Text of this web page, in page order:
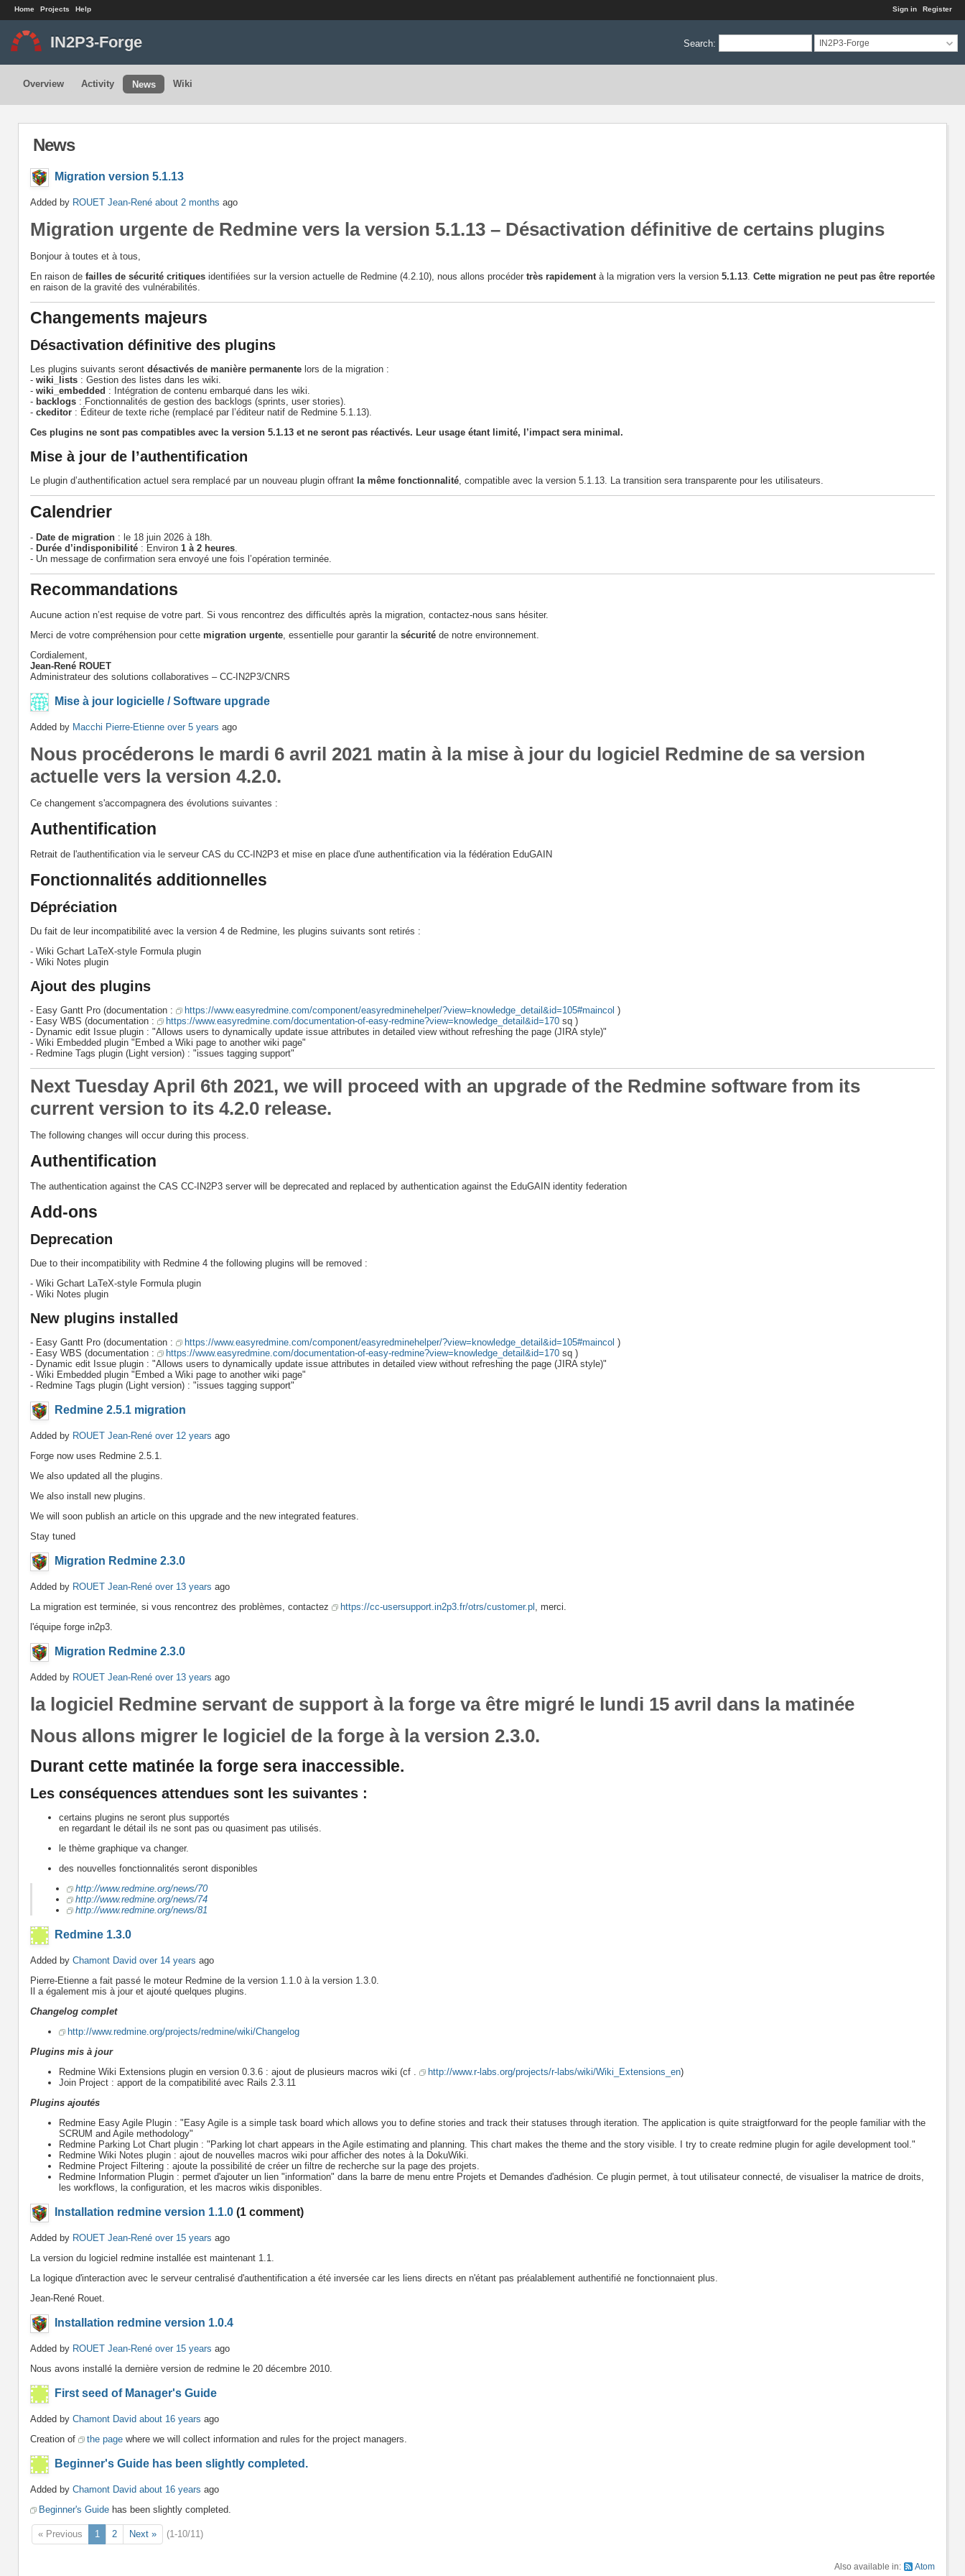
Sign in Register
Home Projects Help
Search: IN2P3-Forge
IN2P3-Forge
Overview Activity News Wiki
News
Migration version 5.1.13
Added by ROUET Jean-René about 2 months ago
Migration urgente de Redmine vers la version 5.1.13 – Désactivation définitive de certains plugins
Bonjour à toutes et à tous,
En raison de failles de sécurité critiques identifiées sur la version actuelle de Redmine (4.2.10), nous allons procéder très rapidement à la migration vers la version 5.1.13 Cette migration ne peut pas être reportée
en raison de la gravité des vulnérabilités.
Changements majeurs
Désactivation définitive des plugins
Les plugins suivants seront désactivés de manière permanente lors de la migration :
- wiki_lists : Gestion des listes dans les wiki.
- wiki_embedded : Intégration de contenu embarqué dans les wiki.
- backlogs : Fonctionnalités de gestion des backlogs (sprints, user stories).
- ckeditor : Éditeur de texte riche (remplacé par l’éditeur natif de Redmine 5.1.13).
Ces plugins ne sont pas compatibles avec la version 5.1.13 et ne seront pas réactivés. Leur usage étant limité, l’impact sera minimal.
Mise à jour de l’authentification
Le plugin d’authentification actuel sera remplacé par un nouveau plugin offrant la même fonctionnalité, compatible avec la version 5.1.13. La transition sera transparente pour les utilisateurs.
Calendrier
- Date de migration : le 18 juin 2026 à 18h.
- Durée d’indisponibilité : Environ 1 à 2 heures
- Un message de confirmation sera envoyé une fois l’opération terminée.
Recommandations
Aucune action n’est requise de votre part. Si vous rencontrez des difficultés après la migration, contactez-nous sans hésiter.
Merci de votre compréhension pour cette migration urgente, essentielle pour garantir la sécurité de notre environnement.
Cordialement,
Jean-René ROUET
Administrateur des solutions collaboratives – CC-IN2P3/CNRS
Mise à jour logicielle / Software upgrade
Added by Macchi Pierre-Etienne over 5 years ago
Nous procéderons le mardi 6 avril 2021 matin à la mise à jour du logiciel Redmine de sa version
actuelle vers la version 4.2.0.
Ce changement s'accompagnera des évolutions suivantes :
Authentification
Retrait de l'authentification via le serveur CAS du CC-IN2P3 et mise en place d'une authentification via la fédération EduGAIN
Fonctionnalités additionnelles
Dépréciation
Du fait de leur incompatibilité avec la version 4 de Redmine, les plugins suivants sont retirés :
- Wiki Gchart LaTeX-style Formula plugin
- Wiki Notes plugin
Ajout des plugins
- Easy Gantt Pro (documentation : https://www.easyredmine.com/component/easyredminehelper/?view=knowledge_detail&id=105#maincol )
- Easy WBS (documentation :
https://www.easyredmine.com/documentation-of-easy-redmine?view=knowledge_detail&id=170 sq )
- Dynamic edit Issue plugin : "Allows users to dynamically update issue attributes in detailed view without refreshing the page (JIRA style)"
- Wiki Embedded plugin "Embed a Wiki page to another wiki page"
- Redmine Tags plugin (Light version) : "issues tagging support"
Next Tuesday April 6th 2021, we will proceed with an upgrade of the Redmine software from its
current version to its 4.2.0 release.
The following changes will occur during this process.
Authentification
The authentication against the CAS CC-IN2P3 server will be deprecated and replaced by authentication against the EduGAIN identity federation
Add-ons
Deprecation
Due to their incompatibility with Redmine 4 the following plugins will be removed :
- Wiki Gchart LaTeX-style Formula plugin
- Wiki Notes plugin
New plugins installed
- Easy Gantt Pro (documentation : https://www.easyredmine.com/component/easyredminehelper/?view=knowledge_detail&id=105#maincol )
- Easy WBS (documentation :
https://www.easyredmine.com/documentation-of-easy-redmine?view=knowledge_detail&id=170 sq )
- Dynamic edit Issue plugin : "Allows users to dynamically update issue attributes in detailed view without refreshing the page (JIRA style)"
- Wiki Embedded plugin "Embed a Wiki page to another wiki page"
- Redmine Tags plugin (Light version) : "issues tagging support"
Redmine 2.5.1 migration
Added by ROUET Jean-René over 12 years ago
Forge now uses Redmine 2.5.1.
We also updated all the plugins.
We also install new plugins.
We will soon publish an article on this upgrade and the new integrated features.
Stay tuned
Migration Redmine 2.3.0
Added by ROUET Jean-René over 13 years ago
La migration est terminée, si vous rencontrez des problèmes, contactez
https://cc-usersupport.in2p3.fr/otrs/customer.pl , merci.
l'équipe forge in2p3.
Migration Redmine 2.3.0
Added by ROUET Jean-René over 13 years ago
la logiciel Redmine servant de support à la forge va être migré le lundi 15 avril dans la matinée
Nous allons migrer le logiciel de la forge à la version 2.3.0.
Durant cette matinée la forge sera inaccessible.
Les conséquences attendues sont les suivantes :
certains plugins ne seront plus supportés
en regardant le détail ils ne sont pas ou quasiment pas utilisés.
le thème graphique va changer.
des nouvelles fonctionnalités seront disponibles
http://www.redmine.org/news/70
http://www.redmine.org/news/74
http://www.redmine.org/news/81
Redmine 1.3.0
Added by Chamont David over 14 years ago
Pierre-Etienne a fait passé le moteur Redmine de la version 1.1.0 à la version 1.3.0.
Il a également mis à jour et ajouté quelques plugins.
Changelog complet
http://www.redmine.org/projects/redmine/wiki/Changelog
Plugins mis à jour
Redmine Wiki Extensions plugin en version 0.3.6 : ajout de plusieurs macros wiki (cf .
http://www.r-labs.org/projects/r-labs/wiki/Wiki_Extensions_en)
Join Project : apport de la compatibilité avec Rails 2.3.11
Plugins ajoutés
Redmine Easy Agile Plugin : "Easy Agile is a simple task board which allows you to define stories and track their statuses through iteration. The application is quite straigtforward for the people familiar with the
SCRUM and Agile methodology"
Redmine Parking Lot Chart plugin : "Parking lot chart appears in the Agile estimating and planning. This chart makes the theme and the story visible. I try to create redmine plugin for agile development tool."
Redmine Wiki Notes plugin : ajout de nouvelles macros wiki pour afficher des notes à la DokuWiki.
Redmine Project Filtering : ajoute la possibilité de créer un filtre de recherche sur la page des projets.
Redmine Information Plugin : permet d'ajouter un lien "information" dans la barre de menu entre Projets et Demandes d'adhésion. Ce plugin permet, à tout utilisateur connecté, de visualiser la matrice de droits,
les workflows, la configuration, et les macros wikis disponibles.
Installation redmine version 1.1.0 (1 comment)
Added by ROUET Jean-René over 15 years ago
La version du logiciel redmine installée est maintenant 1.1.
La logique d'interaction avec le serveur centralisé d'authentification a été inversée car les liens directs en n'étant pas préalablement authentifié ne fonctionnaient plus.
Jean-René Rouet.
Installation redmine version 1.0.4
Added by ROUET Jean-René over 15 years ago
Nous avons installé la dernière version de redmine le 20 décembre 2010.
First seed of Manager's Guide
Added by Chamont David about 16 years ago
Creation of
the page where we will collect information and rules for the project managers.
Beginner's Guide has been slightly completed.
Added by Chamont David about 16 years ago
Beginner's Guide has been slightly completed.
« Previous 1 2 Next » (1-10/11)
Also available in: Atom